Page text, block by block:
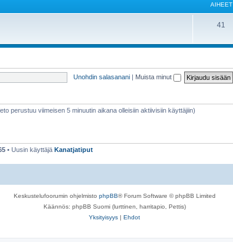
AIHEET
41
Unohdin salasanani | Muista minut
perustuu viimeisen 5 minuutin aikana olleisiin aktiivisiin käyttäjiin)
• Uusin käyttäjä Kanatjatiput
Keskustelufoorumin ohjelmisto phpBB® Forum Software © phpBB Limited
Käännös: phpBB Suomi (lurttinen, harritapio, Pettis)
Yksityisyys | Ehdot